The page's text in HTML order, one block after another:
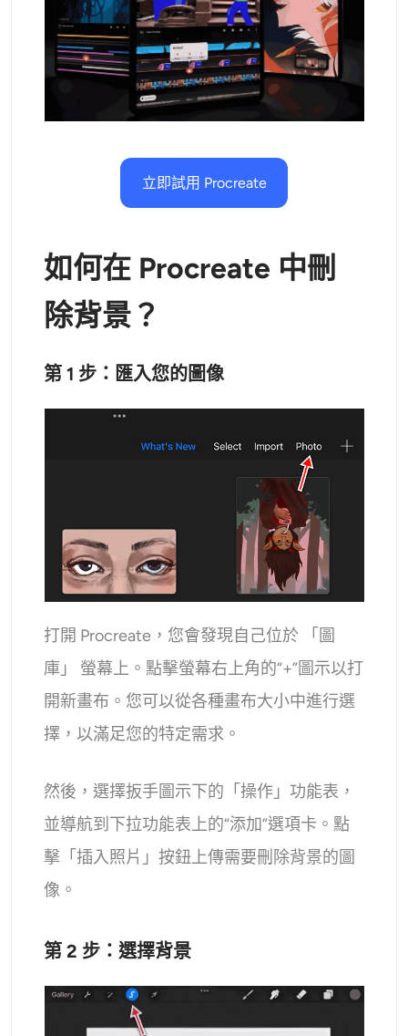
換衣服
AI寶貝
爆頭生成器專業版
護照照片製作工具
視頻工具
視頻效果
立即試用 Procreate
如何在 Procreate 中刪
除背景？
第 1 步：匯入您的圖像
打開 Procreate，您會發現自己位於 「圖
庫」 螢幕上。點擊螢幕右上角的“+”圖示以打
開新畫布。您可以從各種畫布大小中進行選
擇，以滿足您的特定需求。
然後，選擇扳手圖示下的「操作」功能表，
並導航到下拉功能表上的“添加”選項卡。點
擊「插入照片」按鈕上傳需要刪除背景的圖
像。
第 2 步：選擇背景